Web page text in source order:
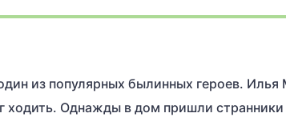
из популярных былинных героев.
ходить. Однажды в дом пришли